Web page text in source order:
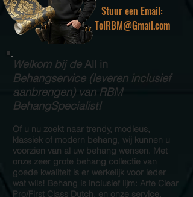
Stuur een Email:
TolRBM@Gmail.com
Welkom bij deAll in
Behangservice (leveren inclusief
aanbrengen) van RBM
BehangSpecialist!
Of u nu zoekt naar trendy, modieus,
klassiek of modern behang, wij kunnen u
voorzien van al uw behang wensen. Met
onze zeer grote behang collectie van
goede kwaliteit is er werkelijk voor ieder
wat wils! Behang is inclusief lijm: Arte Clear
Pro/First Class Dutch, en onze service.